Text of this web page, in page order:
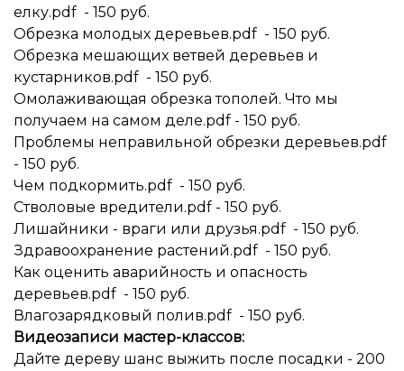
елку.pdf - 150 руб.
Обрезка молодых деревьев.pdf - 150 руб.
Обрезка мешающих ветвей деревьев и
кустарников.pdf - 150 руб.
Омолаживающая обрезка тополей. Что мы
получаем на самом деле.pdf - 150 руб.
Проблемы неправильной обрезки деревьев.pdf
- 150 руб.
Чем подкормить.pdf - 150 руб.
Стволовые вредители.pdf - 150 руб.
Лишайники - враги или друзья.pdf - 150 руб.
Здравоохранение растений.pdf - 150 руб.
Как оценить аварийность и опасность
деревьев.pdf - 150 руб.
Влагозарядковый полив.pdf - 150 руб.
Видеозаписи мастер-классов:
Дайте дереву шанс выжить после посадки - 200